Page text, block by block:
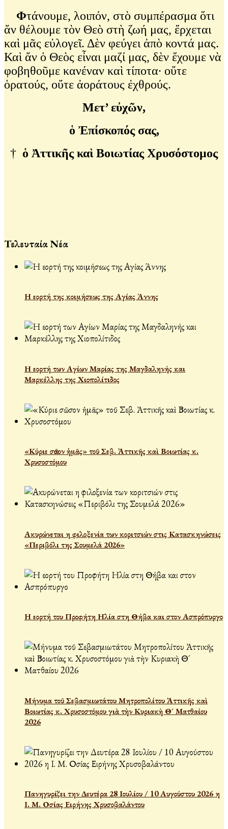
Φτάνουμε, λοιπόν, στὸ συμπέρασμα ὅτι
ἄν θέλουμε τὸν Θεὸ στὴ ζωή μας, ἔρχεται
καὶ μᾶς εὐλογεῖ. Δὲν φεύγει ἀπὸ κοντά μας.
Καὶ ἄν ὁ Θεὸς εἶναι μαζί μας, δὲν ἔχουμε νὰ
φοβηθοῦμε κανέναν καὶ τίποτα∙ οὔτε
ὁρατούς, οὔτε ἀοράτους ἐχθρούς.
Μετ’ εὐχῶν,
ὁ Ἐπίσκοπός σας,
† ὁ Ἀττικῆς καὶ Βοιωτίας Χρυσόστομος
Τελευταία Νέα
Η εορτή της κοιμήσεως της Αγίας Άννης
Η εορτή των Αγίων Μαρίας της Μαγδαληνής και
Μαρκέλλης της Χιοπολίτιδος
«Κύριε σῶσον ἡμᾶς» τοῦ Σεβ. Ἀττικῆς καὶ Βοιωτίας κ.
Χρυσοστόμου
Ακυρώνεται η φιλοξενία των κοριτσιών στις Κατασκηνώσεις
«Περιβόλι της Σουμελά 2026»
Η εορτή του Προφήτη Ηλία στη Θήβα και στον Ασπρόπυργο
Μήνυμα τοῦ Σεβασμιωτάτου Μητροπολίτου Ἀττικῆς καὶ
Βοιωτίας κ. Χρυσοστόμου γιὰ τὴν Κυριακὴ Θ´ Ματθαίου
2026
Πανηγυρίζει την Δευτέρα 28 Ιουλίου / 10 Αυγούστου 2026 η
Ι. Μ. Οσίας Ειρήνης Χρυσοβαλάντου